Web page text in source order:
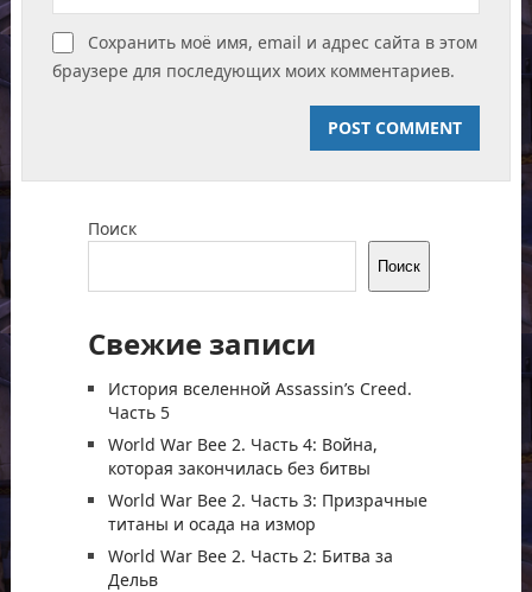
Сохранить моё имя, email и адрес сайта в этом
браузере для последующих моих комментариев.
Поиск
Поиск
Свежие записи
История вселенной Assassin’s Creed.
Часть 5
World War Bee 2. Часть 4: Война,
которая закончилась без битвы
World War Bee 2. Часть 3: Призрачные
титаны и осада на измор
World War Bee 2. Часть 2: Битва за
Дельв